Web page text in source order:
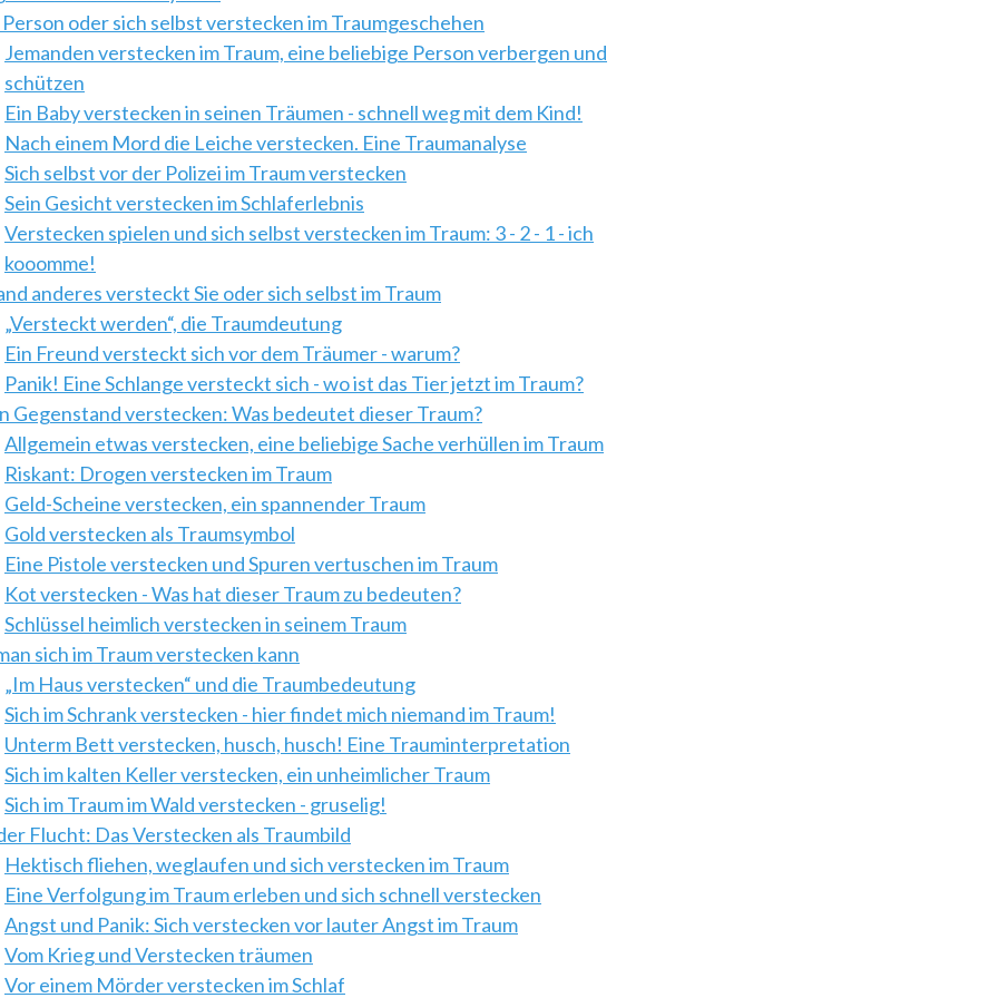
Person oder sich selbst verstecken im Traumgeschehen
Jemanden verstecken im Traum, eine beliebige Person verbergen und
schützen
Ein Baby verstecken in seinen Träumen - schnell weg mit dem Kind!
Nach einem Mord die Leiche verstecken. Eine Traumanalyse
Sich selbst vor der Polizei im Traum verstecken
Sein Gesicht verstecken im Schlaferlebnis
Verstecken spielen und sich selbst verstecken im Traum: 3 - 2 - 1 - ich
kooomme!
anderes versteckt Sie oder sich selbst im Traum
„Versteckt werden“, die Traumdeutung
Ein Freund versteckt sich vor dem Träumer - warum?
Panik! Eine Schlange versteckt sich - wo ist das Tier jetzt im Traum?
Gegenstand verstecken: Was bedeutet dieser Traum?
Allgemein etwas verstecken, eine beliebige Sache verhüllen im Traum
Riskant: Drogen verstecken im Traum
Geld-Scheine verstecken, ein spannender Traum
Gold verstecken als Traumsymbol
Eine Pistole verstecken und Spuren vertuschen im Traum
Kot verstecken - Was hat dieser Traum zu bedeuten?
Schlüssel heimlich verstecken in seinem Traum
sich im Traum verstecken kann
„Im Haus verstecken“ und die Traumbedeutung
Sich im Schrank verstecken - hier findet mich niemand im Traum!
Unterm Bett verstecken, husch, husch! Eine Trauminterpretation
Sich im kalten Keller verstecken, ein unheimlicher Traum
Sich im Traum im Wald verstecken - gruselig!
Flucht: Das Verstecken als Traumbild
Hektisch fliehen, weglaufen und sich verstecken im Traum
Eine Verfolgung im Traum erleben und sich schnell verstecken
Angst und Panik: Sich verstecken vor lauter Angst im Traum
Vom Krieg und Verstecken träumen
Vor einem Mörder verstecken im Schlaf